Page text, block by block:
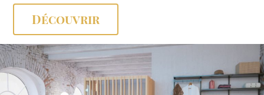
Découvrir